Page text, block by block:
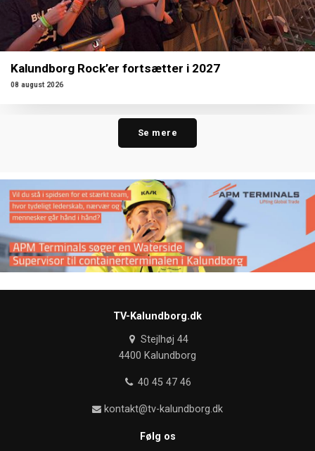
Kalundborg Rock’er fortsætter i 2027
08 august 2026
Se mere
TV-Kalundborg.dk
Stejlhøj 44
4400 Kalundborg
40 45 47 46
kontakt@tv-kalundborg.dk
Følg os